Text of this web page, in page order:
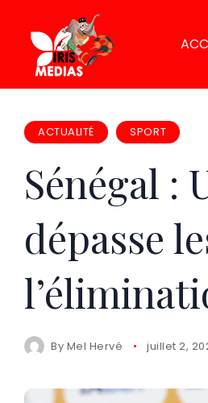
ACTUALITÉ SPORT
Sénégal :
dépasse
By Mel Hervé juillet 2,